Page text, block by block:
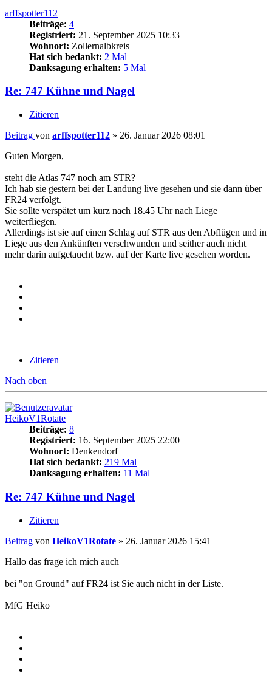
arffspotter112
Beiträge: 4
Registriert: 21. September 2025 10:33
Wohnort: Zollernalbkreis
Hat sich bedankt: 2 Mal
Danksagung erhalten: 5 Mal
Re: 747 Kühne und Nagel
Zitieren
Beitrag von arffspotter112 » 26. Januar 2026 08:01
Guten Morgen,
steht die Atlas 747 noch am STR?
Ich hab sie gestern bei der Landung live gesehen und sie dann über
FR24 verfolgt.
Sie sollte verspätet um kurz nach 18.45 Uhr nach Liege
weiterfliegen.
Allerdings ist sie auf einen Schlag auf STR aus den Abflügen und in
Liege aus den Ankünften verschwunden und seither auch nicht
mehr darin aufgetaucht bzw. auf der Karte live gesehen worden.
Zitieren
Nach oben
HeikoV1Rotate
Beiträge: 8
Registriert: 16. September 2025 22:00
Wohnort: Denkendorf
Hat sich bedankt: 219 Mal
Danksagung erhalten: 11 Mal
Re: 747 Kühne und Nagel
Zitieren
Beitrag von HeikoV1Rotate » 26. Januar 2026 15:41
Hallo das frage ich mich auch
bei "on Ground" auf FR24 ist Sie auch nicht in der Liste.
MfG Heiko